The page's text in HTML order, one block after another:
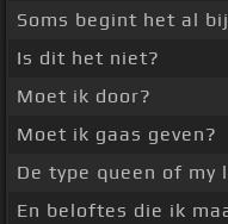
Soms begint het al
Is dit het niet?
Moet ik door?
Moet ik gaas geven?
De type queen of my
En beloftes die ik